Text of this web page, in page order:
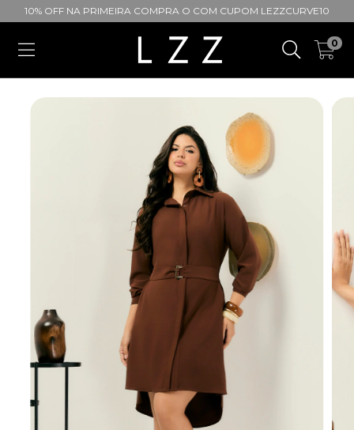
10% OFF NA PRIMEIRA COMPRA O COM CUPOM LEZZCURVE10
0